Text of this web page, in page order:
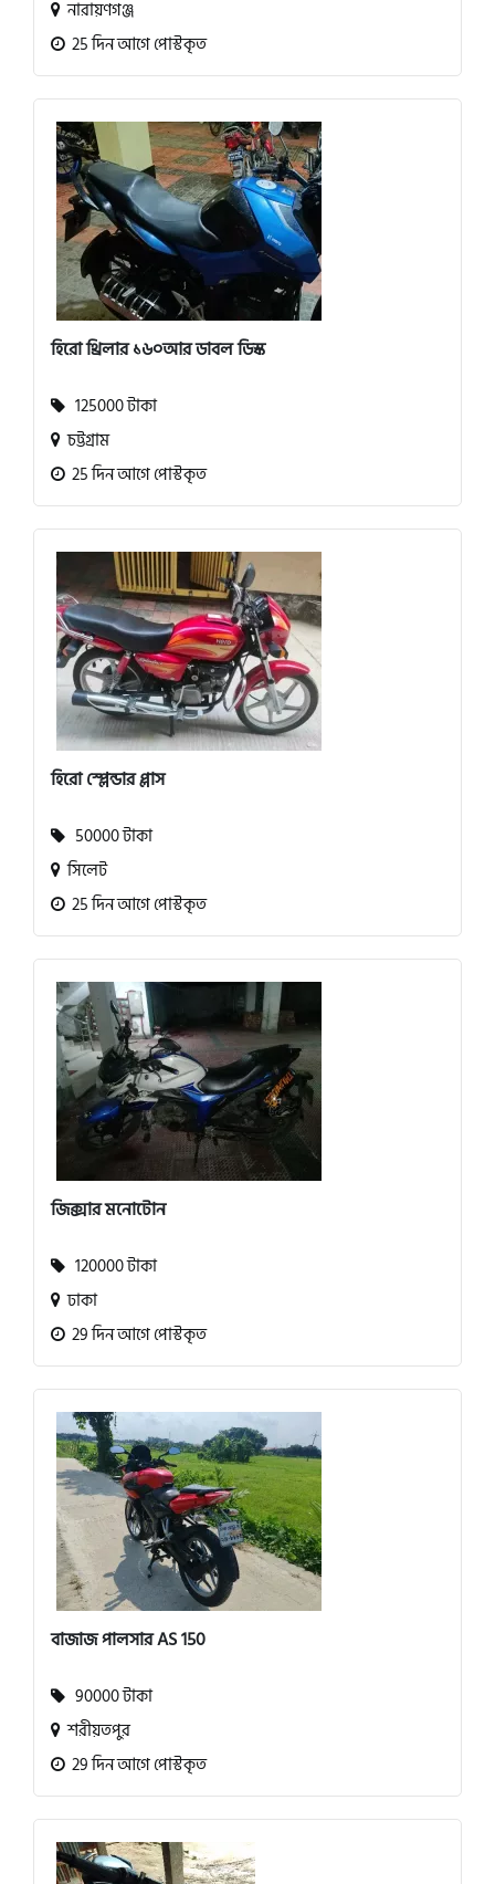
নারায়ণগঞ্জ
25 দিন আগে পোস্টকৃত
হিরো থ্রিলার ১৬০আর ডাবল ডিস্ক
125000 টাকা
চট্টগ্রাম
25 দিন আগে পোস্টকৃত
হিরো স্প্লেন্ডার প্লাস
50000 টাকা
সিলেট
25 দিন আগে পোস্টকৃত
জিক্সার মনোটোন
120000 টাকা
ঢাকা
29 দিন আগে পোস্টকৃত
বাজাজ পালসার AS 150
90000 টাকা
শরীয়তপুর
29 দিন আগে পোস্টকৃত